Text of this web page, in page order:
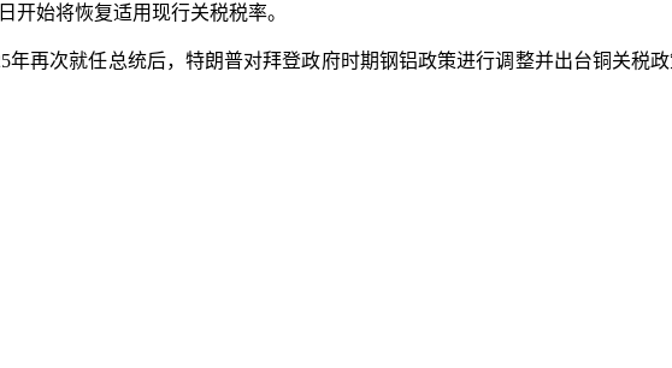
始将恢复适用现行关税税率。
次就任总统后，特朗普对拜登政府时期钢铝政策进行调整并出台铜关税